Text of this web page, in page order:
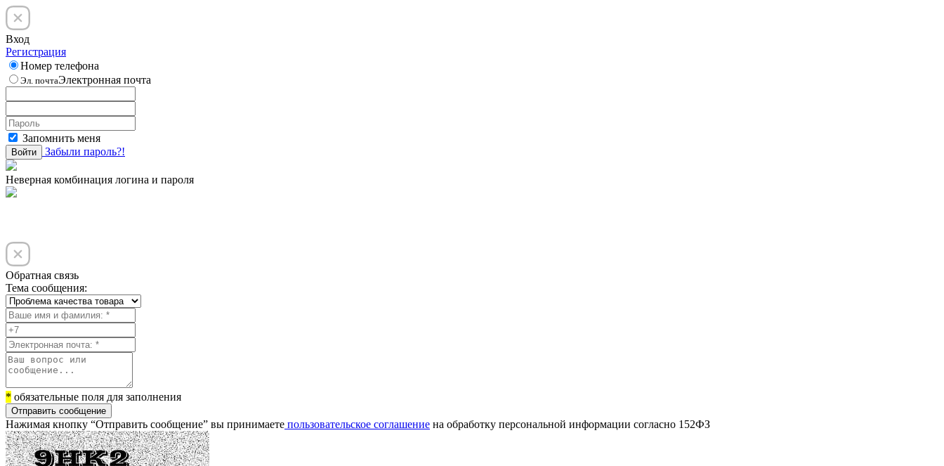
Вход
Регистрация
Номер телефона
Эл. почтаЭлектронная почта
Запомнить меня
Войти Забыли пароль?!
Неверная комбинация логина и пароля
Обратная связь
Тема сообщения:
* обязательные поля для заполнения
Отправить сообщение
Нажимая кнопку “Отправить сообщение” вы принимаете пользовательское соглашение на обработку персональной информации согласно 152ФЗ